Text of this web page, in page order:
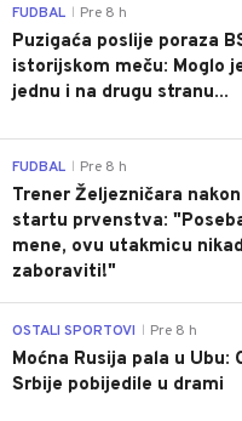
FUDBAL Pre 8 h
Puzigaća poslije poraza
istorijskom meču: Moglo
jednu i na drugu stranu...
FUDBAL Pre 8 h
Trener Željezničara
startu prvenstva:
mene, ovu utakmicu
zaboraviti!"
OSTALI SPORTOVI Pre 8 h
Moćna Rusija pala u Ubu:
Srbije pobijedile u drami